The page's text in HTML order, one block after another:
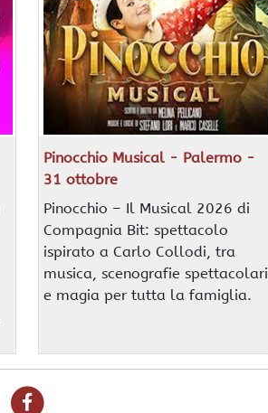
Pinocchio Musical - Palermo -
31 ottobre
Pinocchio – Il Musical 2026 di
Compagnia Bit: spettacolo
ispirato a Carlo Collodi, tra
musica, scenografie spettacolari
e magia per tutta la famiglia.